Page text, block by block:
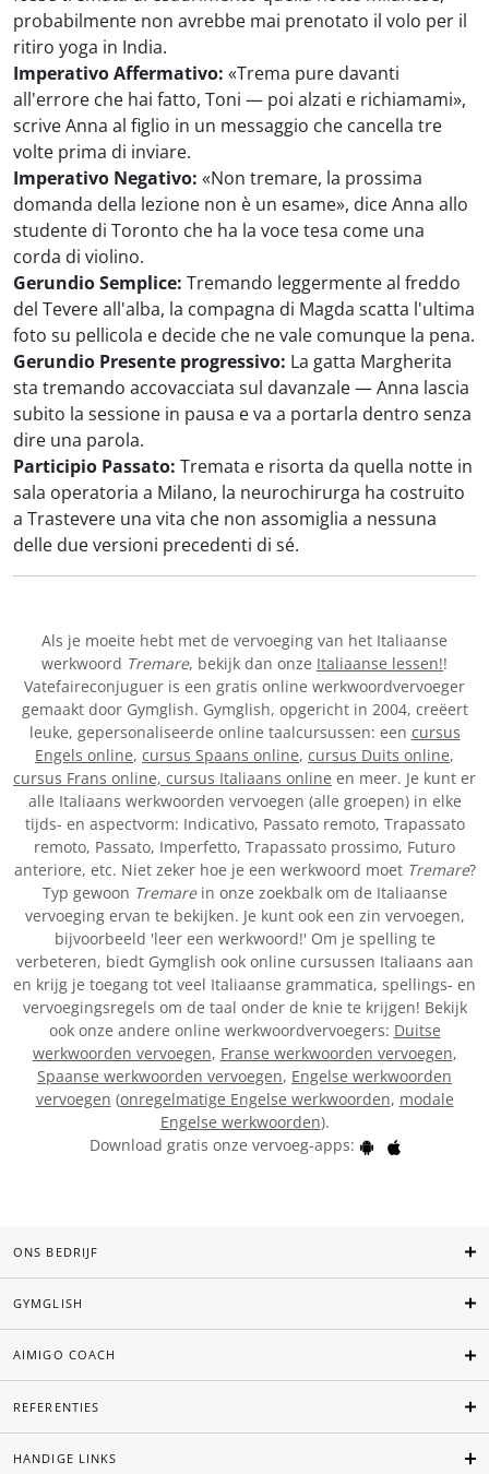
probabilmente non avrebbe mai prenotato il volo per il
ritiro yoga in India.
Imperativo Affermativo: «Trema pure davanti
all'errore che hai fatto, Toni — poi alzati e richiamami»,
scrive Anna al figlio in un messaggio che cancella tre
volte prima di inviare.
Imperativo Negativo: «Non tremare, la prossima
domanda della lezione non è un esame», dice Anna allo
studente di Toronto che ha la voce tesa come una
corda di violino.
Gerundio Semplice: Tremando leggermente al freddo
del Tevere all'alba, la compagna di Magda scatta l'ultima
foto su pellicola e decide che ne vale comunque la pena.
Gerundio Presente progressivo: La gatta Margherita
sta tremando accovacciata sul davanzale — Anna lascia
subito la sessione in pausa e va a portarla dentro senza
dire una parola.
Participio Passato: Tremata e risorta da quella notte in
sala operatoria a Milano, la neurochirurga ha costruito
a Trastevere una vita che non assomiglia a nessuna
delle due versioni precedenti di sé.
Als je moeite hebt met de vervoeging van het Italiaanse
werkwoord Tremare, bekijk dan onze Italiaanse lessen!!
Vatefaireconjuguer is een gratis online werkwoordvervoeger
gemaakt door Gymglish. Gymglish, opgericht in 2004, creëert
leuke, gepersonaliseerde online taalcursussen: een cursus
Engels online, cursus Spaans online, cursus Duits online,
cursus Frans online, cursus Italiaans online en meer. Je kunt er
alle Italiaans werkwoorden vervoegen (alle groepen) in elke
tijds- en aspectvorm: Indicativo, Passato remoto, Trapassato
remoto, Passato, Imperfetto, Trapassato prossimo, Futuro
anteriore, etc. Niet zeker hoe je een werkwoord moet Tremare?
Typ gewoon Tremarein onze zoekbalk om de Italiaanse
vervoeging ervan te bekijken. Je kunt ook een zin vervoegen,
bijvoorbeeld 'leer een werkwoord!' Om je spelling te
verbeteren, biedt Gymglish ook online cursussen Italiaans aan
en krijg je toegang tot veel Italiaanse grammatica, spellings- en
vervoegingsregels om de taal onder de knie te krijgen! Bekijk
ook onze andere online werkwoordvervoegers: Duitse
werkwoorden vervoegen, Franse werkwoorden vervoegen,
Spaanse werkwoorden vervoegen, Engelse werkwoorden
vervoegen (onregelmatige Engelse werkwoorden, modale
Engelse werkwoorden).
Download gratis onze vervoeg-apps:
ONS BEDRIJF
GYMGLISH
AIMIGO COACH
REFERENTIES
HANDIGE LINKS